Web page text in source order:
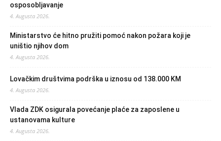
osposobljavanje
4. Augusta 2026.
Ministarstvo će hitno pružiti pomoć nakon požara koji je
uništio njihov dom
4. Augusta 2026.
Lovačkim društvima podrška u iznosu od 138.000 KM
4. Augusta 2026.
Vlada ZDK osigurala povećanje plaće za zaposlene u
ustanovama kulture
4. Augusta 2026.